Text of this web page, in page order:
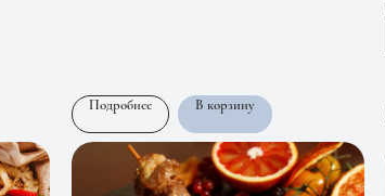
Подробнее В корзину